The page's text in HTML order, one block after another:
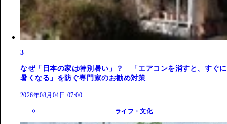
3
なぜ「日本の家は特別暑い」？ 「エアコンを消すと、すぐに
暑くなる」を防ぐ専門家のお勧め対策
2026年08月04日 07:00
ライフ・文化